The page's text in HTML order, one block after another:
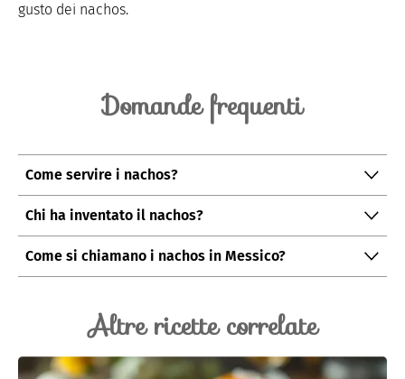
gusto dei nachos.
Domande frequenti
Come servire i nachos?
Potete servirli con salsa al formaggio, ketchup speziato
cremoso.
Chi ha inventato il nachos?
I nachos sono stati creati nel 1943 da Ignacio Anaya,
Come si chiamano i nachos in Messico?
Altre ricette correlate